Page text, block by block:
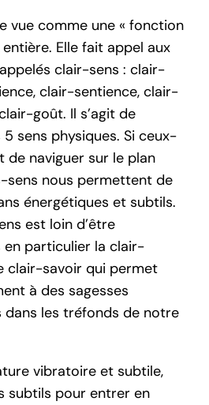
vue comme une « fonction
Elle fait appel aux
clair-sens : clair-
clair-sentience, clair-
goût. Il s’agit de
5 sens physiques. Si ceux-
naviguer sur le plan
sens nous permettent de
énergétiques et subtils.
est loin d’être
en particulier la clair-
clair-savoir qui permet
à des sagesses
dans les tréfonds de notre
vibratoire et subtile,
subtils pour entrer en